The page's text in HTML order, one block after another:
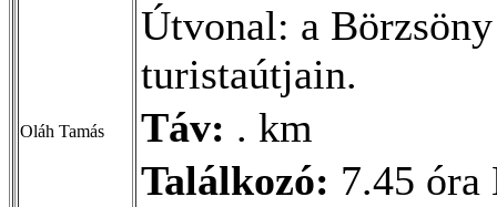
Oláh Tamás
Útvonal: a
turistaútjain.
Táv: . km
Találkozó: 7.45 óra